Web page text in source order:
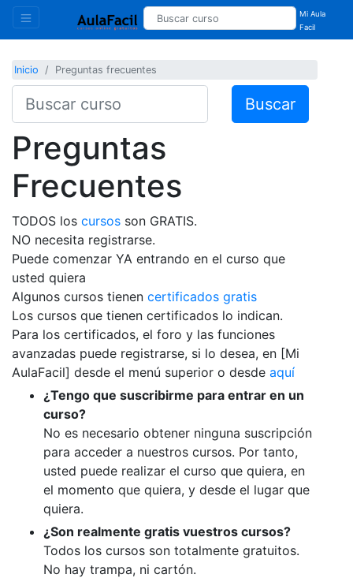
Mi Aula
Facil
Inicio Preguntas frecuentes
Buscar
Preguntas
Frecuentes
TODOS los cursos son GRATIS.
NO necesita registrarse.
Puede comenzar YA entrando en el curso que
usted quiera
Algunos cursos tienen certificados gratis
Los cursos que tienen certificados lo indican.
Para los certificados, el foro y las funciones
avanzadas puede registrarse, si lo desea, en [Mi
AulaFacil] desde el menú superior o desde aquí
¿Tengo que suscribirme para entrar en un
curso?
No es necesario obtener ninguna suscripción
para acceder a nuestros cursos. Por tanto,
usted puede realizar el curso que quiera, en
el momento que quiera, y desde el lugar que
quiera.
¿Son realmente gratis vuestros cursos?
Todos los cursos son totalmente gratuitos.
No hay trampa, ni cartón.